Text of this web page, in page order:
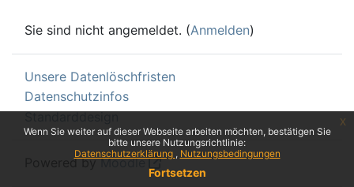
Wenn Sie weiter auf dieser Webseite arbeiten möchten, bestätigen Sie
bitte unsere Nutzungsrichtlinie:
Datenschutzerklärung
Nutzungsbedingungen
Fortsetzen
x
Sie sind nicht angemeldet. (Anmelden)
Unsere Datenlöschfristen
Datenschutzinfos
Standarddesign
Powered byMoodle